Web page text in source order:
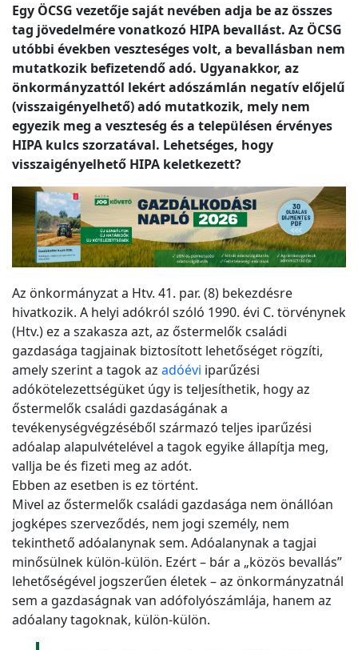
Egy ÖCSG vezetője saját nevében adja be az összes
tag jövedelmére vonatkozó HIPA bevallást. Az ÖCSG
utóbbi években veszteséges volt, a bevallásban nem
mutatkozik befizetendő adó. Ugyanakkor, az
önkormányzattól lekért adószámlán negatív előjelű
(visszaigényelhető) adó mutatkozik, mely nem
egyezik meg a veszteség és a településen érvényes
HIPA kulcs szorzatával. Lehetséges, hogy
visszaigényelhető HIPA keletkezett?
Az önkormányzat a Htv. 41. par. (8) bekezdésre
hivatkozik. A helyi adókról szóló 1990. évi C. törvénynek
(Htv.) ez a szakasza azt, az őstermelők családi
gazdasága tagjainak biztosított lehetőséget rögzíti,
amely szerint a tagok az adóévi iparűzési
adókötelezettségüket úgy is teljesíthetik, hogy az
őstermelők családi gazdaságának a
tevékenységvégzéséből származó teljes iparűzési
adóalap alapulvételével a tagok egyike állapítja meg,
vallja be és fizeti meg az adót.
Ebben az esetben is ez történt.
Mivel az őstermelők családi gazdasága nem önállóan
jogképes szerveződés, nem jogi személy, nem
tekinthető adóalanynak sem. Adóalanynak a tagjai
minősülnek külön-külön. Ezért – bár a „közös bevallás”
lehetőségével jogszerűen életek – az önkormányzatnál
sem a gazdaságnak van adófolyószámlája, hanem az
adóalany tagoknak, külön-külön.